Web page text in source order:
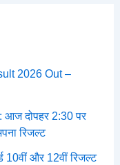
2026 Out –
दोपहर 2:30 पर
रिजल्ट
10वीं और 12वीं रिजल्ट